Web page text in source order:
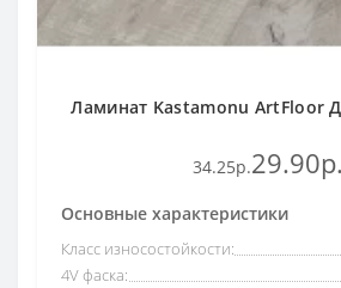
Ламинат Kastamonu ArtFloor
34.25р.29.90р.
Основные характеристики
Класс износостойкости:
4V фаска: